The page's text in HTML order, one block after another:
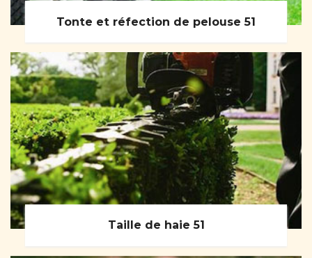
Tonte et réfection de pelouse 51
Taille de haie 51